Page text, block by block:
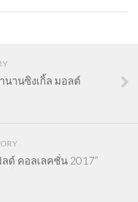
นานซิงเกิ้ล มอลต์
ด์ คอลเลคชั่น 2017”